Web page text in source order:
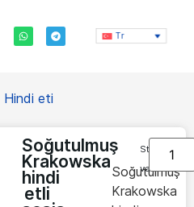
Tr
Hindi eti
Soğutulmuş
Krakowska
hindi
etli
Soğutulmuş
Krakowska
Stokta
var